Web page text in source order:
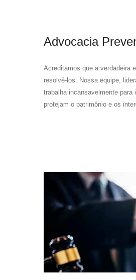
Advocacia
Acreditamos que a verdadeira
resolvê-los. Nossa equipe,
trabalha incansavelmente
protejam o patrimônio e os